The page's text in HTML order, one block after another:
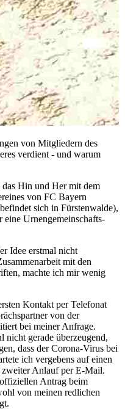
von Mitgliedern des
verdient - und warum
Hin und Her mit dem
von FC Bayern
sich in Fürstenwalde),
Urnengemeinschafts-
Idee erstmal nicht
mit den
machte ich mir wenig
Kontakt per Telefonat
von der
bei meiner Anfrage.
gerade überzeugend,
dass der Corona-Virus bei
ich vergebens auf einen
Anlauf per E-Mail.
Antrag beim
von meinen redlichen